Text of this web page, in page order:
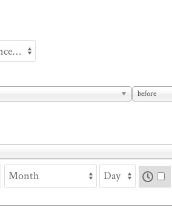
before